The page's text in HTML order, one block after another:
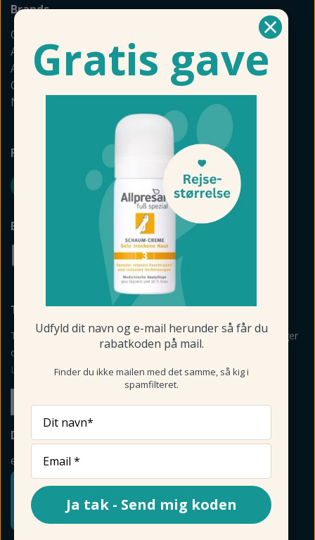
Brands
GEHWOL
Allpresan
Akileine
Camillen
Naturkosmetik
FØLG FODMAGASINET
BETALINGSMULIGHEDER
TILMELD NYHEDSBREV
Tilmeld mig nyheder, vejledning, personlige råd og anbefalinger
om produkter via mail og sms fra Fodmagsinet.dk.
Læs betingelser her>
Tilmeld
DIN SIKKERHED
e-mærket
Gratis gave
Udfyld dit navn og e-mail herunder så får du
rabatkoden på mail.
Finder du ikke mailen med det samme, så kig i
spamfilteret.
Dit navn*
Ja tak - Send mig koden